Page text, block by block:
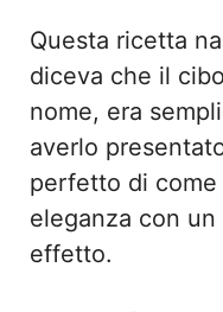
Questa ricetta
diceva che il
nome, era
averlo
perfetto di come
eleganza con
effetto.